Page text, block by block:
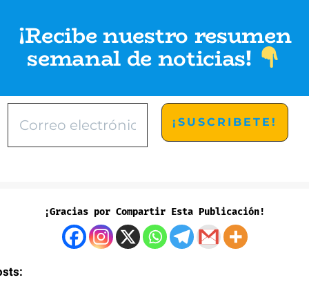
¡Recibe nuestro resumen
semanal de noticias!
¡Gracias por Compartir Esta Publicación!